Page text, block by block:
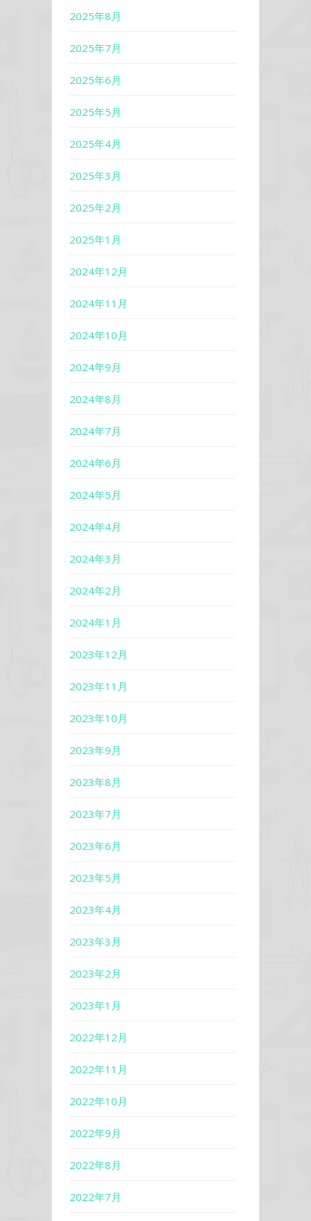
2025年8月
2025年7月
2025年6月
2025年5月
2025年4月
2025年3月
2025年2月
2025年1月
2024年12月
2024年11月
2024年10月
2024年9月
2024年8月
2024年7月
2024年6月
2024年5月
2024年4月
2024年3月
2024年2月
2024年1月
2023年12月
2023年11月
2023年10月
2023年9月
2023年8月
2023年7月
2023年6月
2023年5月
2023年4月
2023年3月
2023年2月
2023年1月
2022年12月
2022年11月
2022年10月
2022年9月
2022年8月
2022年7月